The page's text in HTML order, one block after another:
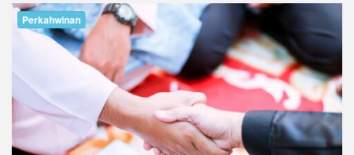
Perkahwinan